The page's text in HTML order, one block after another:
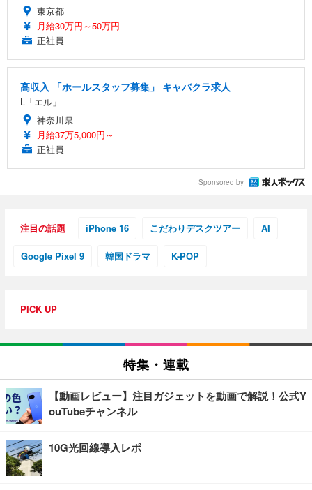
東京都
月給30万円～50万円
正社員
高収入 「ホールスタッフ募集」 キャバクラ求人
L「エル」
神奈川県
月給37万5,000円～
正社員
Sponsored by
注目の話題 iPhone 16 こだわりデスクツアー AI
Google Pixel 9 韓国ドラマ K-POP
PICK UP
特集・連載
【動画レビュー】注目ガジェットを動画で解説！公式Y
ouTubeチャンネル
10G光回線導入レポ